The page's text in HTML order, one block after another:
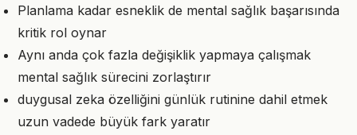
Planlama kadar esneklik de mental sağlık başarısında
kritik rol oynar
Aynı anda çok fazla değişiklik yapmaya çalışmak
mental sağlık sürecini zorlaştırır
duygusal zeka özelliğini günlük rutinine dahil etmek
uzun vadede büyük fark yaratır